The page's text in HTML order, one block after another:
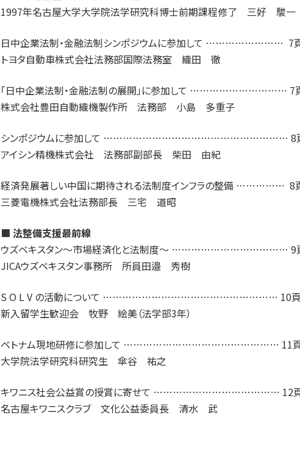
1997年名古屋大学大学院法学研究科博士前期課程修了 三好 駿一
日中企業法制・金融法制シンポジウムに参加して …………………… 7
トヨタ自動車株式会社法務部国際法務室 織田 徹
「日中企業法制・金融法制の展開」に参加して ………………………… 7
株式会社豊田自動織機製作所 法務部 小島 多重子
シンポジウムに参加して ………………………………………………… 8
アイシン精機株式会社 法務部副部長 柴田 由紀
経済発展著しい中国に期待される法制度インフラの整備 …………… 8
三菱電機株式会社法務部長 三宅 道昭
■ 法整備支援最前線
ウズベキスタン～市場経済化と法制度～ ……………………………… 9
JICAウズベキスタン事務所 所員田邉 秀樹
S O L V の活動について ……………………………………………… 10頁
新入留学生歓迎会 牧野 絵美（法学部3年）
ベトナム現地研修に参加して ………………………………………… 11
大学院法学研究科研究生 傘谷 祐之
キワニス社会公益賞の授賞に寄せて ………………………………… 12
名古屋キワニスクラブ 文化公益委員長 清水 武